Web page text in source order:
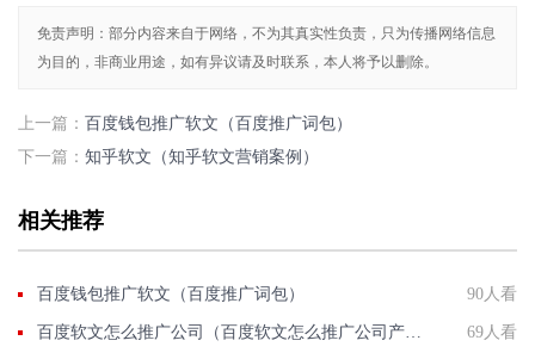
免责声明：部分内容来自于网络，不为其真实性负责，只为传播网络信息
为目的，非商业用途，如有异议请及时联系，本人将予以删除。
上一篇： 百度钱包推广软文（百度推广词包）
下一篇： 知乎软文（知乎软文营销案例）
相关推荐
百度钱包推广软文（百度推广词包） 90人看
69人看